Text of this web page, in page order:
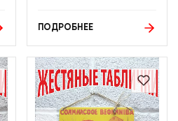
ПОДРОБНЕЕ